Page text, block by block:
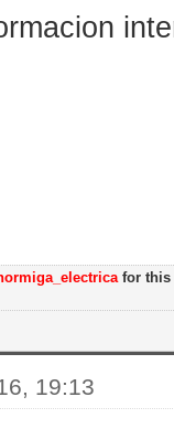
for this
19:13